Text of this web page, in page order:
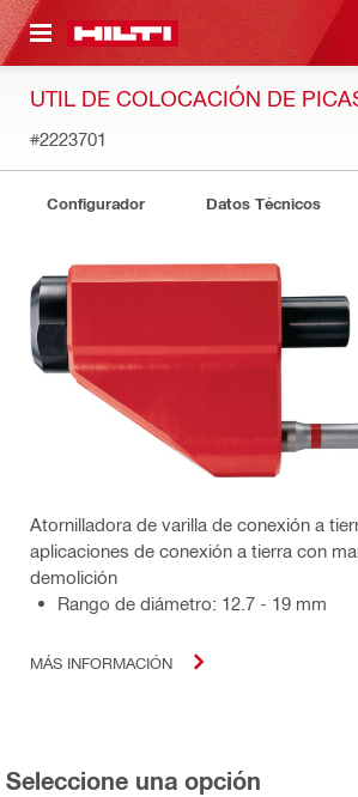
PRINCIPAL
UTIL DE COLOCACIÓN DE
#2223701
Configurador Datos Técnicos
Atornilladora de varilla de conexión a
aplicaciones de conexión a tierra con
demolición
Rango de diámetro: 12.7 - 19 mm
MÁS INFORMACIÓN
Seleccione una opción